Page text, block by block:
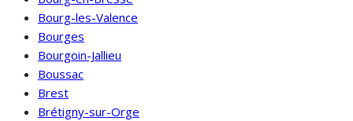
Bourg-les-Valence
Bourges
Bourgoin-Jallieu
Boussac
Brest
Brétigny-sur-Orge